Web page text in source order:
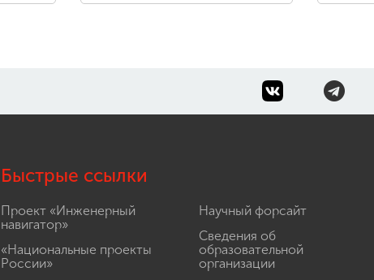
Быстрые ссылки
Проект «Инженерный
навигатор»
«Национальные проекты
России»
Научный форсайт
Сведения об
образовательной
организации